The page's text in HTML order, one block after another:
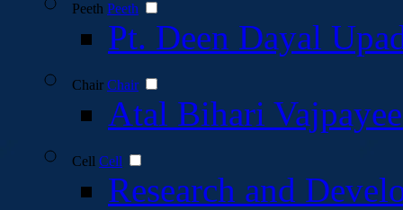
Peeth Peeth
Pt. Deen Dayal
Chair Chair
Atal Bihari
Cell Cell
Research and